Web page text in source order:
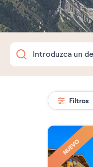
Filtros
NUEVO